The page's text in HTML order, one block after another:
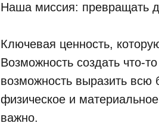
Наша миссия: превращать
Ключевая ценность,
Возможность создать что-
возможность выразить всю
физическое и
важно.